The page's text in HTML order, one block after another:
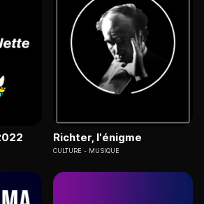
Richter, l'énigme
CULTURE MUSIQUE